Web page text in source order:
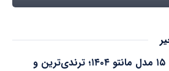
۱۵ مدل مانتو ۱۴۰۴؛ ترندی‌ترین و